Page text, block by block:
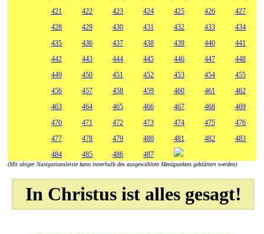
421
422 423 424 425 426
427
428
429 430 431 432 433
434
435
436 437 438 439 440
441
442
443 444 445 446 447
448
449
450 451 452 453 454
455
456
457 458 459 460 461
462
463
464 465 466 467 468
469
470
471 472 473 474 475
476
477
478 479 480 481 482
483
484
485 486 487
(Mit obiger Navigationsleiste kann innerhalb des ausgewählten Menüpunktes geblättert werden)
In Christus ist alles gesagt!